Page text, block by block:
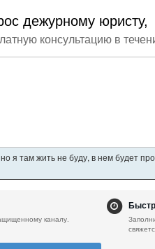
дежурному юристу,
консультацию в
я там жить не буду, в нем будет
каналу.